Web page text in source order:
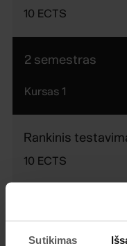
Sutikimas
10 ECTS
2 semestras
Kursas 1
Rankinis
10 ECTS
10 ECTS